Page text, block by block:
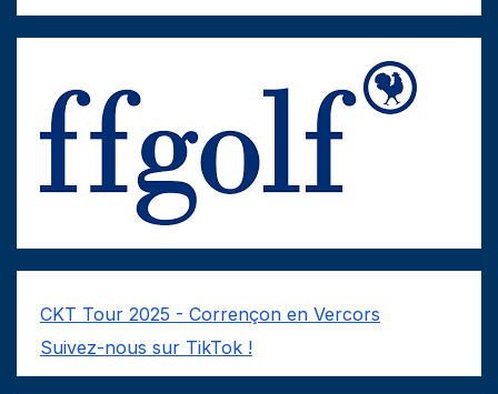
CKT Tour 2025 - Corrençon en Vercors
Suivez-nous sur TikTok !